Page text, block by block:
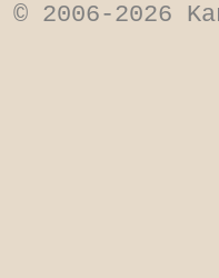
© 2006-2026